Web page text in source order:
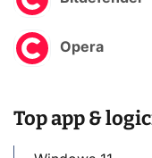
Opera
Top app &